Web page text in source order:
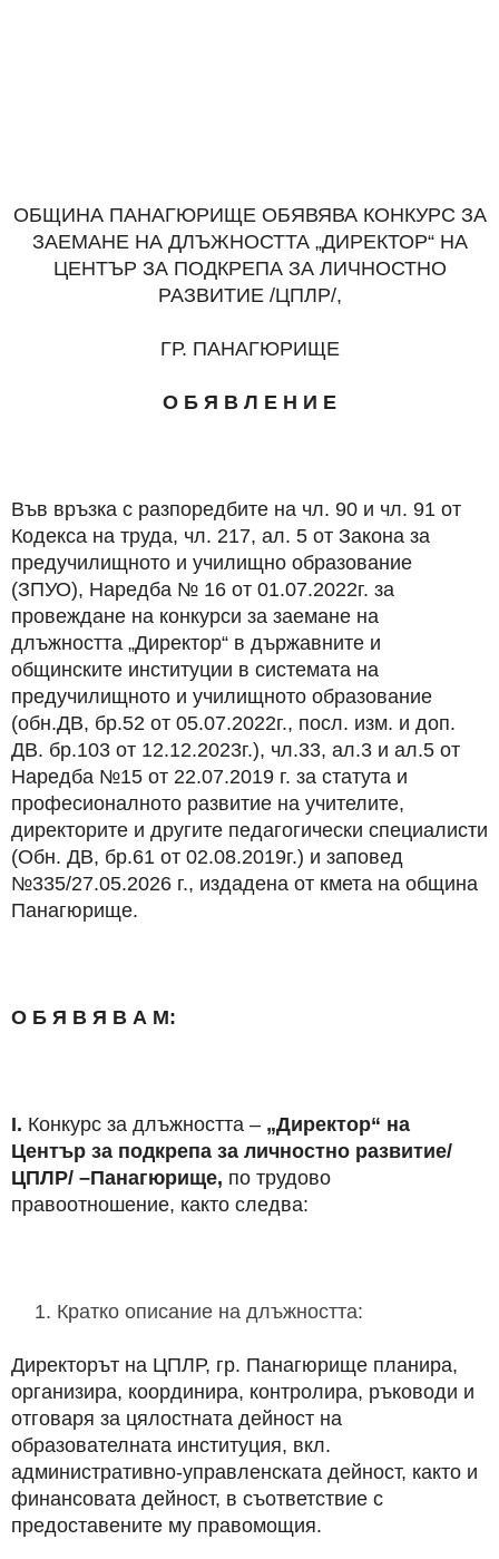
ОБЩИНА ПАНАГЮРИЩЕ ОБЯВЯВА КОНКУРС ЗА
ЗАЕМАНЕ НА ДЛЪЖНОСТТА „ДИРЕКТОР“ НА
ЦЕНТЪР ЗА ПОДКРЕПА ЗА ЛИЧНОСТНО
РАЗВИТИЕ /ЦПЛР/,
ГР. ПАНАГЮРИЩЕ
О Б Я В Л Е Н И Е
Във връзка с разпоредбите на чл. 90 и чл. 91 от
Кодекса на труда, чл. 217, ал. 5 от Закона за
предучилищното и училищно образование
(ЗПУО), Наредба № 16 от 01.07.2022г. за
провеждане на конкурси за заемане на
длъжността „Директор“ в държавните и
общинските институции в системата на
предучилищното и училищното образование
(обн.ДВ, бр.52 от 05.07.2022г., посл. изм. и доп.
ДВ. бр.103 от 12.12.2023г.), чл.33, ал.3 и ал.5 от
Наредба №15 от 22.07.2019 г. за статута и
професионалното развитие на учителите,
директорите и другите педагогически специалисти
(Обн. ДВ, бр.61 от 02.08.2019г.) и заповед
№335/27.05.2026 г., издадена от кмета на община
Панагюрище.
О Б Я В Я В А М:
І. Конкурс за длъжността – „Директор“ на
Център за подкрепа за личностно развитие/
ЦПЛР/ –Панагюрище, по трудово
правоотношение, както следва:
Кратко описание на длъжността:
Директорът на ЦПЛР, гр. Панагюрище планира,
организира, координира, контролира, ръководи и
отговаря за цялостната дейност на
образователната институция, вкл.
административно-управленската дейност, както и
финансовата дейност, в съответствие с
предоставените му правомощия.